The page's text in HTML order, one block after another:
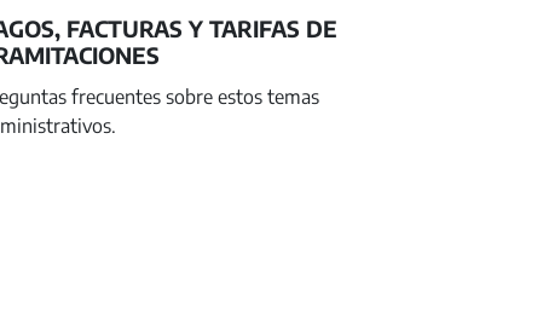
FACTURAS Y TARIFAS DE
frecuentes sobre estos temas